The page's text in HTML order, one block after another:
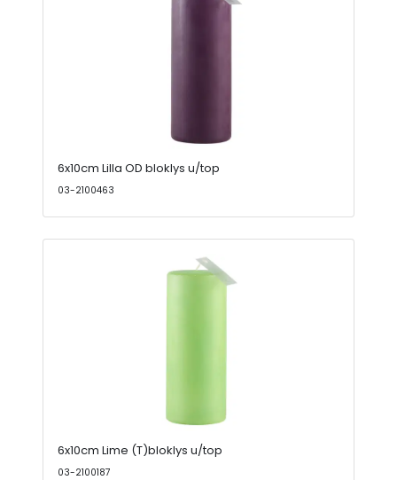
6x10cm Lilla OD bloklys u/top
03-2100463
6x10cm Lime (T)bloklys u/top
03-2100187